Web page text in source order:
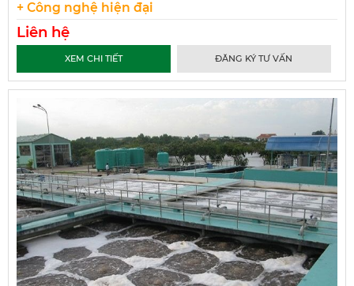
+ Công nghệ hiện đại
Liên hệ
XEM CHI TIẾT ĐĂNG KÝ TƯ VẤN